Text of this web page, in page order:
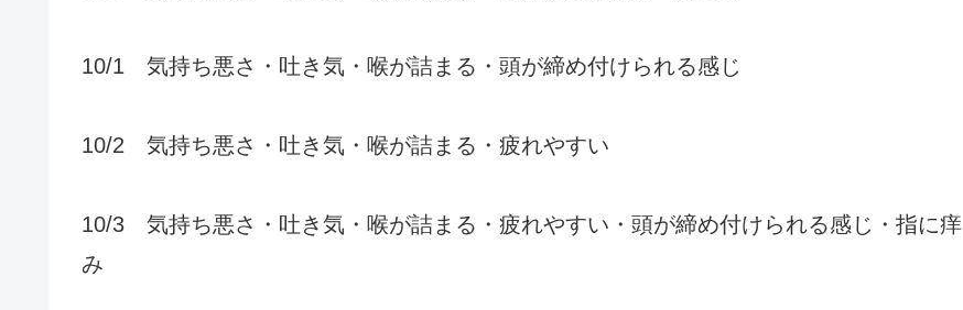
10/1 気持ち悪さ・吐き気・喉が詰まる・頭が締め付けられる感じ
10/2 気持ち悪さ・吐き気・喉が詰まる・疲れやすい
10/3 気持ち悪さ・吐き気・喉が詰まる・疲れやすい・頭が締め付けられる感じ・指に痒
み